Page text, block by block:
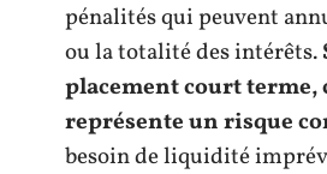
pénalités qui peuvent
ou la totalité des intérêts.
placement court
représente un risque
besoin de liquidité